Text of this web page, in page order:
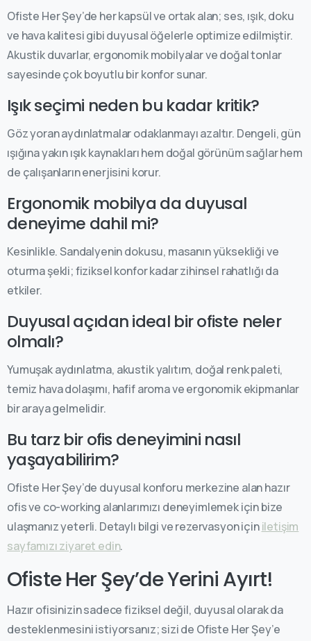
Ofiste Her Şey’de her kapsül ve ortak alan; ses, ışık, doku
ve hava kalitesi gibi duyusal öğelerle optimize edilmiştir.
Akustik duvarlar, ergonomik mobilyalar ve doğal tonlar
sayesinde çok boyutlu bir konfor sunar.
Işık seçimi neden bu kadar kritik?
Göz yoran aydınlatmalar odaklanmayı azaltır. Dengeli, gün
ışığına yakın ışık kaynakları hem doğal görünüm sağlar hem
de çalışanların enerjisini korur.
Ergonomik mobilya da duyusal
deneyime dahil mi?
Kesinlikle. Sandalyenin dokusu, masanın yüksekliği ve
oturma şekli; fiziksel konfor kadar zihinsel rahatlığı da
etkiler.
Duyusal açıdan ideal bir ofiste neler
olmalı?
Yumuşak aydınlatma, akustik yalıtım, doğal renk paleti,
temiz hava dolaşımı, hafif aroma ve ergonomik ekipmanlar
bir araya gelmelidir.
Bu tarz bir ofis deneyimini nasıl
yaşayabilirim?
Ofiste Her Şey’de duyusal konforu merkezine alan hazır
ofis ve co-working alanlarımızı deneyimlemek için bize
ulaşmanız yeterli. Detaylı bilgi ve rezervasyon içiniletişim
sayfamızı ziyaret edin.
Ofiste Her Şey’de Yerini Ayırt!
Hazır ofisinizin sadece fiziksel değil, duyusal olarak da
desteklenmesini istiyorsanız; sizi de Ofiste Her Şey’e